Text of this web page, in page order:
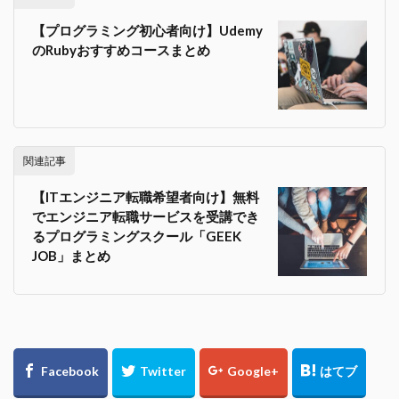
【プログラミング初心者向け】Udemy
のRubyおすすめコースまとめ
関連記事
【ITエンジニア転職希望者向け】無料
でエンジニア転職サービスを受講でき
るプログラミングスクール「GEEK
JOB」まとめ